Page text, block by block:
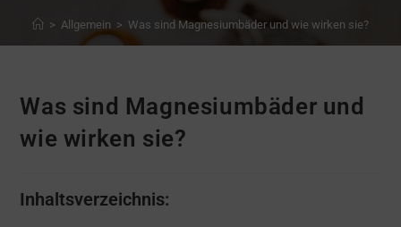
> Allgemein > Was sind Magnesiumbäder und wie wirken sie?
Was sind Magnesiumbäder und
wie wirken sie?
Inhaltsverzeichnis: